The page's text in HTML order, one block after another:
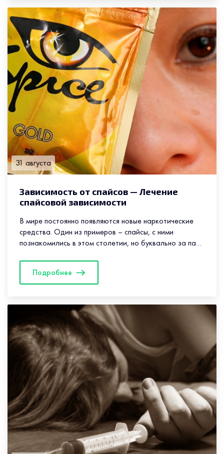
31 августа
Зависимость от спайсов — Лечение
спайсовой зависимости
В мире постоянно появляются новые наркотические
средства. Один из примеров – спайсы, с ними
познакомились в этом столетии, но буквально за пару
Подробнее